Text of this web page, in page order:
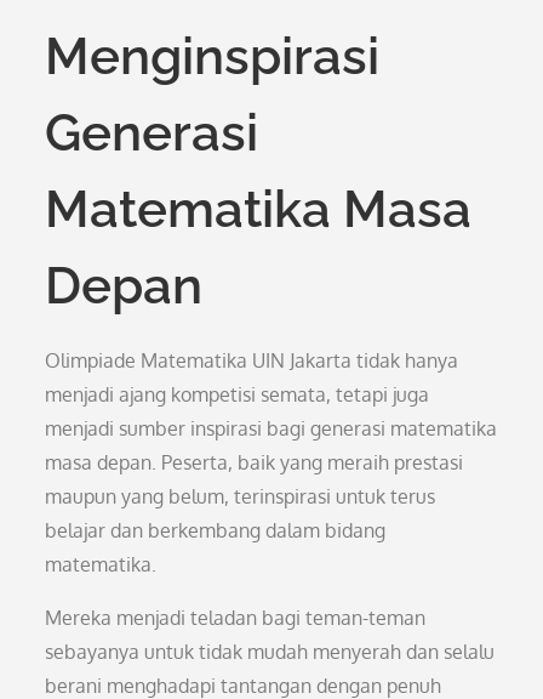
Menginspirasi
Generasi
Matematika Masa
Depan
Olimpiade Matematika UIN Jakarta tidak hanya
menjadi ajang kompetisi semata, tetapi juga
menjadi sumber inspirasi bagi generasi matematika
masa depan. Peserta, baik yang meraih prestasi
maupun yang belum, terinspirasi untuk terus
belajar dan berkembang dalam bidang
matematika.
Mereka menjadi teladan bagi teman-teman
sebayanya untuk tidak mudah menyerah dan selalu
berani menghadapi tantangan dengan penuh